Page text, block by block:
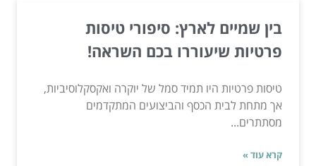
בין שמיים לארץ: סיפורי טיסות
פרטיות שיעוררו בכם השראה!
טיסות פרטיות היו תמיד סמל של יוקרה ואקסקלוסיביות,
אך מתחת לבית הכסף והביצועים המתקדמים
מסתתרים...
קרא עוד »